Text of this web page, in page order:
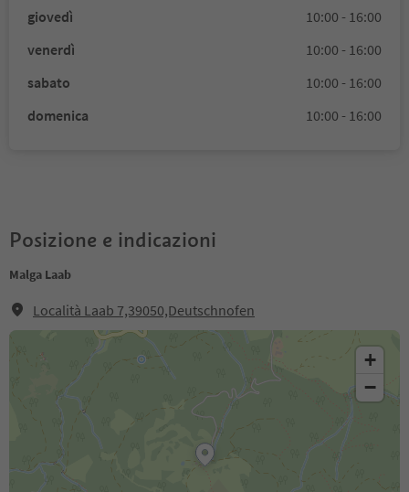
giovedì
10:00 - 16:00
venerdì
10:00 - 16:00
sabato
10:00 - 16:00
domenica
10:00 - 16:00
Posizione e indicazioni
Malga Laab
Località Laab 7,39050,Deutschnofen
+
−